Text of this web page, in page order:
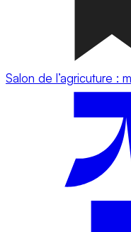
Salon de l’agricuture :